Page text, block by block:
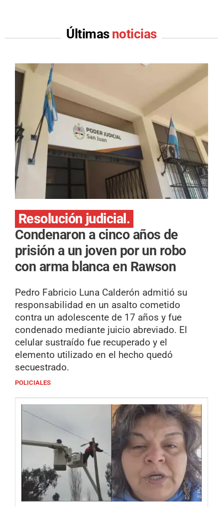
Últimas noticias
Resolución judicial.
Condenaron a cinco años de
prisión a un joven por un robo
con arma blanca en Rawson
Pedro Fabricio Luna Calderón admitió su
responsabilidad en un asalto cometido
contra un adolescente de 17 años y fue
condenado mediante juicio abreviado. El
celular sustraído fue recuperado y el
elemento utilizado en el hecho quedó
secuestrado.
POLICIALES